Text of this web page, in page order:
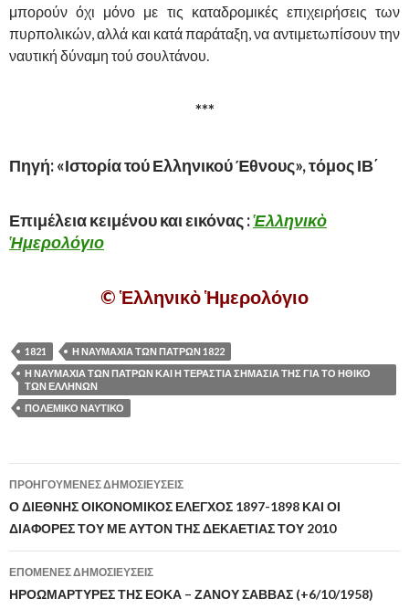
μπορούν όχι μόνο με τις καταδρομικές επιχειρήσεις των
πυρπολικών, αλλά και κατά παράταξη, να αντιμετωπίσουν την
ναυτική δύναμη τού σουλτάνου.
***
Πηγή: «Ιστορία τού Ελληνικού Έθνους», τόμος ΙΒ΄
Επιμέλεια κειμένου και εικόνας :Ἑλληνικὸ
Ἡμερολόγιο
© ἙλληνικὸἩμερολόγιο
1821
Η ΝΑΥΜΑΧΙΑ ΤΩΝ ΠΑΤΡΩΝ 1822
Η ΝΑΥΜΑΧΙΑ ΤΩΝ ΠΑΤΡΩΝ ΚΑΙ Η ΤΕΡΑΣΤΙΑ ΣΗΜΑΣΙΑ ΤΗΣ ΓΙΑ ΤΟ ΗΘΙΚΟ
ΤΩΝ ΕΛΛΗΝΩΝ
ΠΟΛΕΜΙΚΟ ΝΑΥΤΙΚΟ
Πλοήγηση
άρθρων
ΠΡΟΗΓΟΎΜΕΝΕΣ ΔΗΜΟΣΙΕΎΣΕΙΣ
Ο ΔΙΕΘΝΗΣ ΟΙΚΟΝΟΜΙΚΟΣ ΕΛΕΓΧΟΣ 1897-1898 ΚΑΙ ΟΙ
ΔΙΑΦΟΡΕΣ ΤΟΥ ΜΕ ΑΥΤΟΝ ΤΗΣ ΔΕΚΑΕΤΙΑΣ ΤΟΥ 2010
ΕΠΌΜΕΝΕΣ ΔΗΜΟΣΙΕΎΣΕΙΣ
ΗΡΟΩΜΑΡΤΥΡΕΣ ΤΗΣ ΕΟΚΑ – ΖΑΝΟΥ ΣΑΒΒΑΣ (+6/10/1958)